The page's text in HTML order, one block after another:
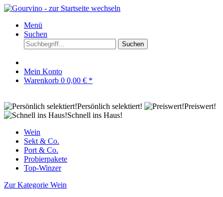
Menü
Suchen
Suchen
Mein Konto
Warenkorb 0 0,00 € *
Persönlich selektiert!
Preiswert!
Schnell ins Haus!
Wein
Sekt & Co.
Port & Co.
Probierpakete
Top-Winzer
Zur Kategorie Wein